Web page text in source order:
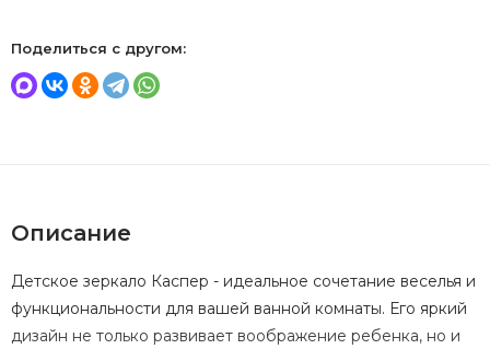
Поделиться с другом:
Описание
Детское зеркало Каспер - идеальное сочетание веселья и
функциональности для вашей ванной комнаты. Его яркий
дизайн не только развивает воображение ребенка, но и